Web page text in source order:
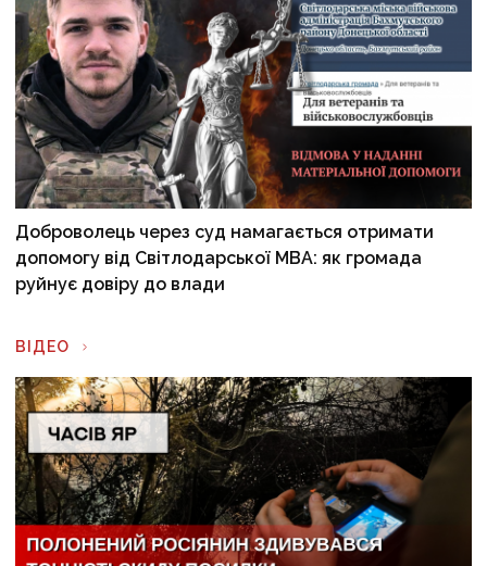
Доброволець через суд намагається отримати
допомогу від Світлодарської МВА: як громада
руйнує довіру до влади
ВІДЕО